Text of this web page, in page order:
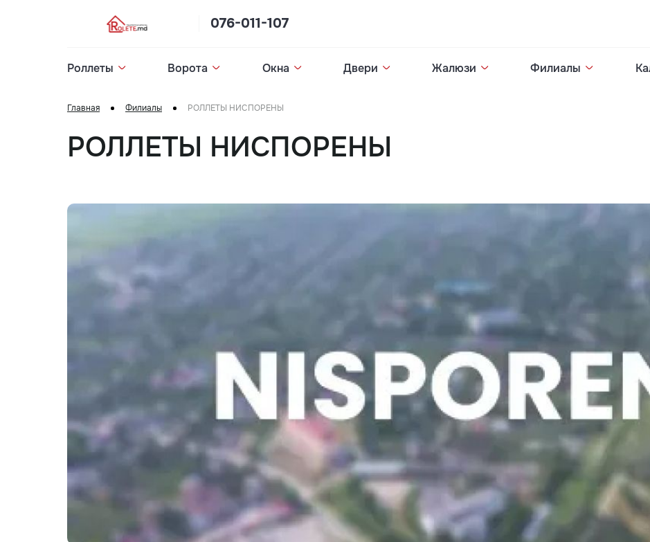
076-011-107
Роллеты Ворота Окна Двери Жалюзи Филиалы
Главная Филиалы РОЛЛЕТЫ НИСПОРЕНЫ
РОЛЛЕТЫ НИСПОРЕНЫ